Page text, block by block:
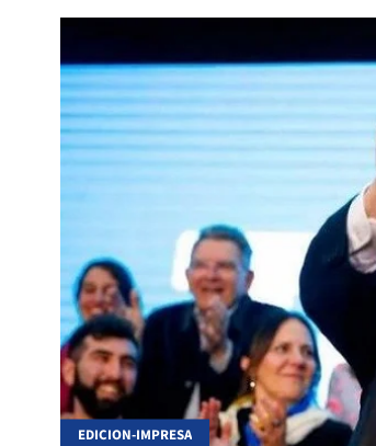
EDICION-IMPRESA